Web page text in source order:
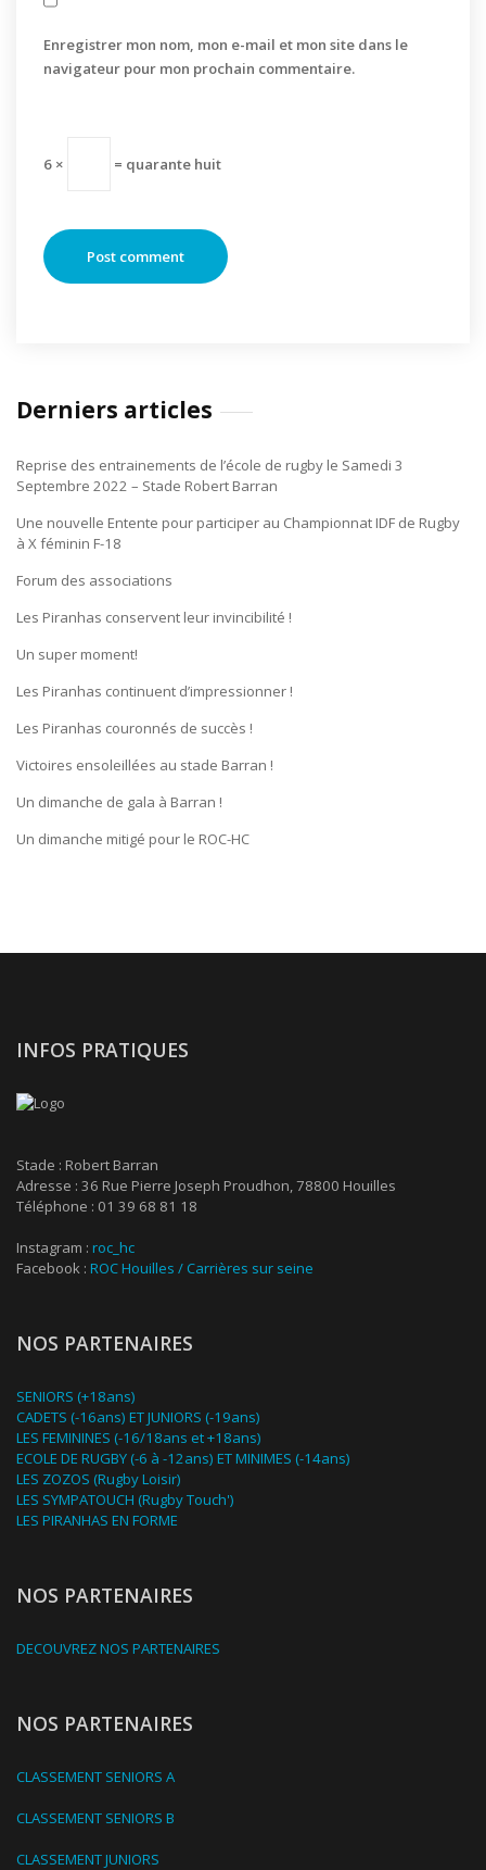
Enregistrer mon nom, mon e-mail et mon site dans le
navigateur pour mon prochain commentaire.
6 × = quarante huit
Derniers articles
Reprise des entrainements de l’école de rugby le Samedi 3
Septembre 2022 – Stade Robert Barran
Une nouvelle Entente pour participer au Championnat IDF de Rugby
à X féminin F-18
Forum des associations
Les Piranhas conservent leur invincibilité !
Un super moment!
Les Piranhas continuent d’impressionner !
Les Piranhas couronnés de succès !
Victoires ensoleillées au stade Barran !
Un dimanche de gala à Barran !
Un dimanche mitigé pour le ROC-HC
INFOS PRATIQUES
Stade : Robert Barran
Adresse : 36 Rue Pierre Joseph Proudhon, 78800 Houilles
Téléphone : 01 39 68 81 18
Instagram : roc_hc
Facebook : ROC Houilles / Carrières sur seine
NOS PARTENAIRES
SENIORS (+18ans)
CADETS (-16ans) ET JUNIORS (-19ans)
LES FEMININES (-16/18ans et +18ans)
ECOLE DE RUGBY (-6 à -12ans) ET MINIMES (-14ans)
LES ZOZOS (Rugby Loisir)
LES SYMPATOUCH (Rugby Touch')
LES PIRANHAS EN FORME
NOS PARTENAIRES
DECOUVREZ NOS PARTENAIRES
NOS PARTENAIRES
CLASSEMENT SENIORS A
CLASSEMENT SENIORS B
CLASSEMENT JUNIORS